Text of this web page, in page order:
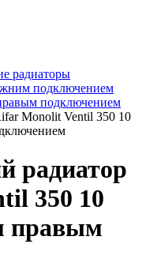
радиаторы
подключением
подключением
Monolit Ventil 350 10
радиатор
350 10
правым